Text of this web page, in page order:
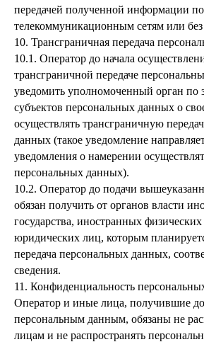
передачей полученной информации
телекоммуникационным сетям или без
10. Трансграничная передача
10.1. Оператор до начала
трансграничной передаче
уведомить уполномоченный орган по
субъектов персональных данных о
осуществлять трансграничную
данных (такое уведомление
уведомления о намерении
персональных данных).
10.2. Оператор до подачи
обязан получить от органов власти
государства, иностранных
юридических лиц, которым
передача персональных данных,
сведения.
11. Конфиденциальность
Оператор и иные лица, получившие
персональным данным, обязаны не
лицам и не распространять